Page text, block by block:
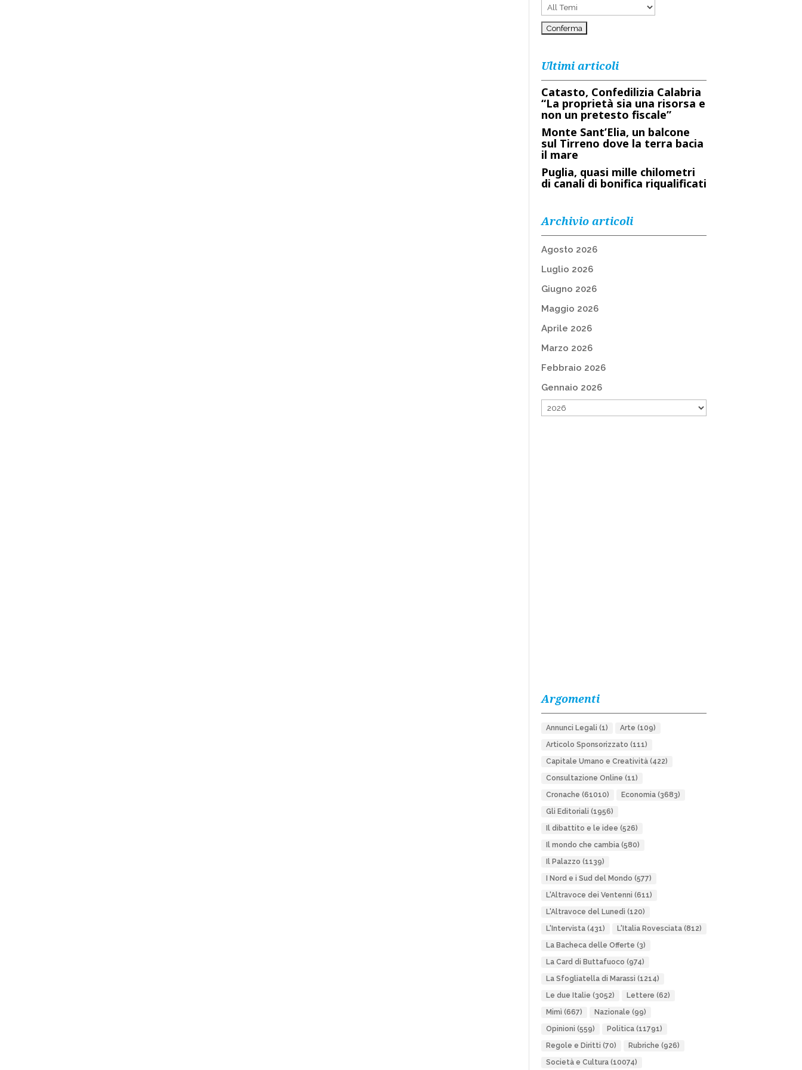
Ultimi articoli
Catasto, Confedilizia Calabria
“La proprietà sia una risorsa e
non un pretesto fiscale”
Monte Sant’Elia, un balcone
sul Tirreno dove la terra bacia
il mare
Puglia, quasi mille chilometri
di canali di bonifica riqualificati
Archivio articoli
Agosto 2026
Luglio 2026
Giugno 2026
Maggio 2026
Aprile 2026
Marzo 2026
Febbraio 2026
Gennaio 2026
Argomenti
Annunci Legali (1) Arte (109)
Articolo Sponsorizzato (111)
Capitale Umano e Creatività(422)
Consultazione Online (11)
Cronache (61010) Economia(3683)
Gli Editoriali (1956)
Il dibattito e le idee (526)
Il mondo che cambia(580)
Il Palazzo (1139)
I Nord e i Sud del Mondo (577)
L'Altravoce dei Ventenni (611)
L'Altravoce del Lunedì (120)
L'Intervista(431) L'Italia Rovesciata(812)
La Bacheca delle Offerte (3)
La Card di Buttafuoco (974)
La Sfogliatella di Marassi (1214)
Le due Italie (3052) Lettere (62)
Mimì (667) Nazionale (99)
Opinioni (559) Politica(11791)
Regole e Diritti (70) Rubriche (926)
Società e Cultura(10074)